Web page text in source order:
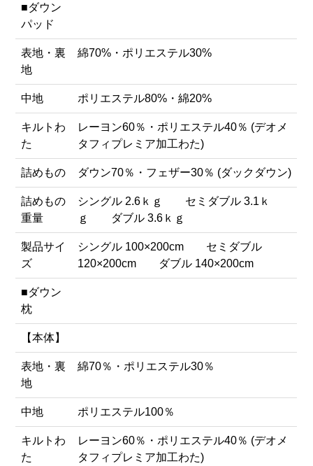
■ダウン
パッド
表地・裏
地
綿70%・ポリエステル30%
中地 ポリエステル80%・綿20%
キルトわ
た
レーヨン60％・ポリエステル40％ (デオメ
タフィプレミア加工わた)
詰めもの ダウン70％・フェザー30％ (ダックダウン)
詰めもの
重量
シングル 2.6ｋｇ セミダブル 3.1ｋ
ｇ ダブル 3.6ｋｇ
製品サイ
ズ
シングル 100×200cm セミダブル
120×200cm ダブル 140×200cm
■ダウン
枕
【本体】
表地・裏
地
綿70％・ポリエステル30％
中地 ポリエステル100％
キルトわ
た
レーヨン60％・ポリエステル40％ (デオメ
タフィプレミア加工わた)